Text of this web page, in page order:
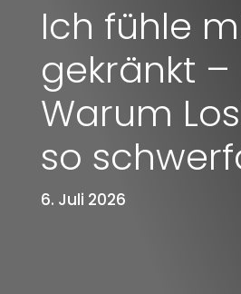
Ich fühle
gekränkt –
Warum
so
6. Juli 2026